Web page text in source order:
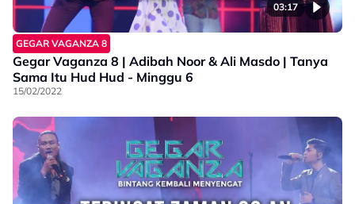
03:17
GEGAR VAGANZA 8
Gegar Vaganza 8 | Adibah Noor & Ali Masdo | Tanya
Sama Itu Hud Hud - Minggu 6
15/02/2022